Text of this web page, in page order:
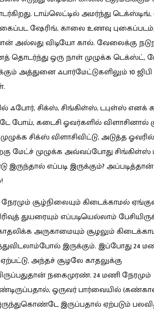
டாய்லெட்டில் அமர்ந்து
ஷேரிங், காலை உணவு
அல்லது விடியோ கால். வேலைக்கு
தொடர்ந்து ஒரு நாள் முழுக்க டெக்ஸ்ட்,
அத்துனை ஃபார்மேட்டுகளிலும் 10
ஃபோர், சிக்ஸ், சிங்கிள்ஸ், டபுள்ஸ் எனக்
போய், கடைசி ஓவர்களில் விளாசினால்
சிக்ஸ் விளாசிவிட்டு, அடுத்த
மேட்ச் முழுக்க அவ்வப்போது
எப்படி இருக்கும்?
நேரமும் சூழ்நிலையும் கிடைக்காமல்
துயரையும் எப்படியெல்லாம்
அருகாமையும் சூழலும்
இருக்கும். இப்போது 24
அந்தச் சூழலே காதலுக்கு
நகைமுரண். 24 மணி நேரமும்
ஒருவர் பார்வையில்
இருப்பதால் ஏற்படும்